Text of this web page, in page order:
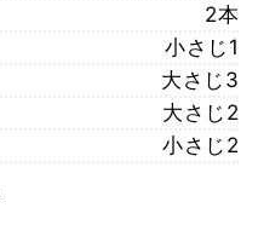
2本
小さじ1
大さじ3
大さじ2
小さじ2